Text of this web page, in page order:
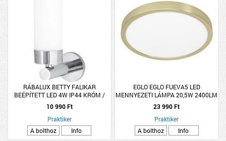
RÁBALUX BETTY FALIKAR
BEÉPÍTETT LED 4W IP44 KRÓM /
FEHÉR
10 990 Ft
Praktiker
A bolthoz
Info
EGLO EGLO FUEVA5 LED
MENNYEZETI LÁMPA 20,5W 2400LM
3000K IP20 28,5CM CSISZOLT
SÁRGARÉZ
23 990 Ft
Praktiker
A bolthoz
Info